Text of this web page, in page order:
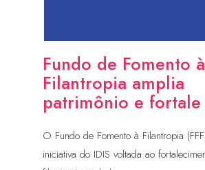
Fundo de Fomento à
Filantropia amplia
patrimônio e
O Fundo de Fomento à Filantropia
iniciativa do IDIS voltada ao